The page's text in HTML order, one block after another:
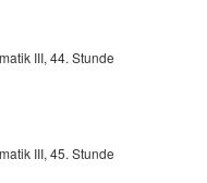
III, 44. Stunde
III, 45. Stunde